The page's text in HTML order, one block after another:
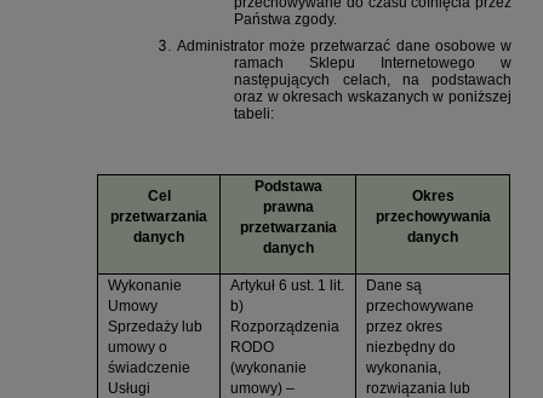
Państwa zgody.
Administrator może przetwarzać dane osobowe w
ramach Sklepu Internetowego w
następujących celach, na podstawach
oraz w okresach wskazanych w poniższej
tabeli:
Cel
przetwarzania
danych
Podstawa
prawna
przetwarzania
danych
Okres
przechowywania
danych
Wykonanie
Umowy
Sprzedaży lub
umowy o
świadczenie
Usługi
Artykuł 6 ust. 1 lit.
b)
Rozporządzenia
RODO
(wykonanie
umowy) –
Dane są
przechowywane
przez okres
niezbędny do
wykonania,
rozwiązania lub